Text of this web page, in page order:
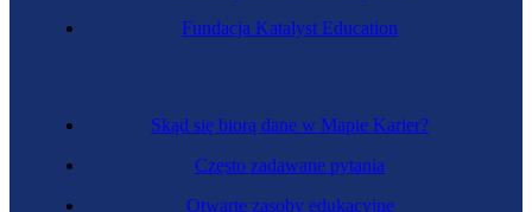
Skąd się biorą dane w Mapie Karier?
Często zadawane pytania
Otwarte zasoby edukacyjne
Fundacja Katalyst Education